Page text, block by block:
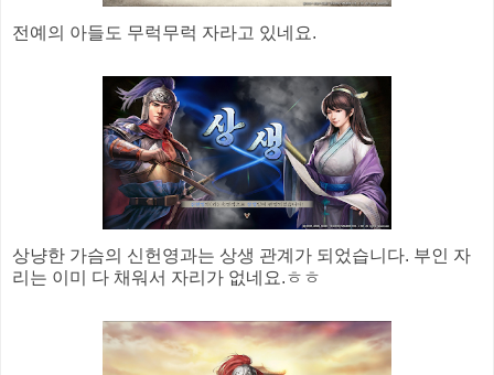
전예의 아들도 무럭무럭 자라고 있네요.
상냥한 가슴의 신헌영과는 상생 관계가 되었습니다. 부인 자
리는 이미 다 채워서 자리가 없네요.ㅎㅎ